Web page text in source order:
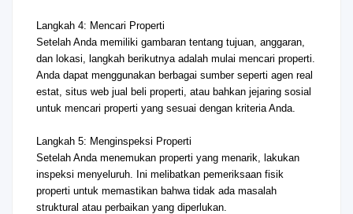
Langkah 4: Mencari Properti
Setelah Anda memiliki gambaran tentang tujuan, anggaran,
dan lokasi, langkah berikutnya adalah mulai mencari properti.
Anda dapat menggunakan berbagai sumber seperti agen real
estat, situs web jual beli properti, atau bahkan jejaring sosial
untuk mencari properti yang sesuai dengan kriteria Anda.
Langkah 5: Menginspeksi Properti
Setelah Anda menemukan properti yang menarik, lakukan
inspeksi menyeluruh. Ini melibatkan pemeriksaan fisik
properti untuk memastikan bahwa tidak ada masalah
struktural atau perbaikan yang diperlukan.